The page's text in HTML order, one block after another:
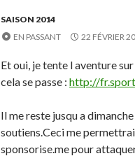
SAISON 2014
EN PASSANT
22 FÉVRIER
Et oui, je tente l aventure
cela se passe : http://
Il me reste jusqu a
soutiens.Ceci me
sponsorise.me pour